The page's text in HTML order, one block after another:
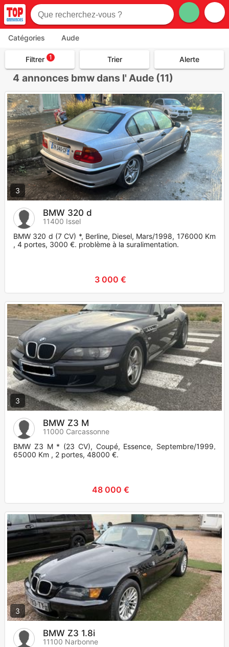
Catégories Aude
Filtrer 1 Trier Alerte
4 annonces bmw dans l' Aude (11)
3
BMW 320 d
11400 Issel
BMW 320 d (7 CV) *, Berline, Diesel, Mars/1998, 176000 Km
, 4 portes, 3000 €. problème à la suralimentation.
3 000 €
3
BMW Z3 M
11000 Carcassonne
BMW Z3 M * (23 CV), Coupé, Essence, Septembre/1999,
65000 Km , 2 portes, 48000 €.
48 000 €
3
BMW Z3 1.8i
11100 Narbonne